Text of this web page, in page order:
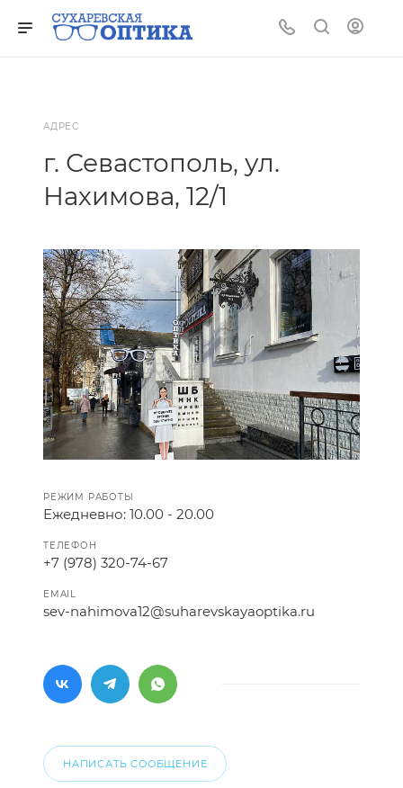
АДРЕС
г. Севастополь, ул.
Нахимова, 12/1
РЕЖИМ РАБОТЫ
Ежедневно: 10.00 - 20.00
ТЕЛЕФОН
+7 (978) 320-74-67
EMAIL
sev-nahimova12@suharevskayaoptika.ru
НАПИСАТЬ СООБЩЕНИЕ